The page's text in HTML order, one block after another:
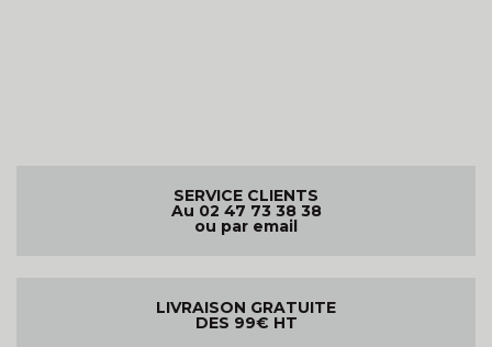
SERVICE CLIENTS
Au 02 47 73 38 38
ou par email
LIVRAISON GRATUITE
DES 99€ HT